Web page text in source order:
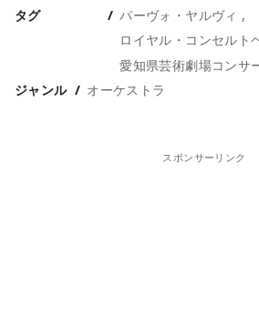
タグ
パーヴォ・ヤルヴィ
ロイヤル・コンセルト
愛知県芸術劇場コンサ
ジャンル
オーケストラ
スポンサーリンク